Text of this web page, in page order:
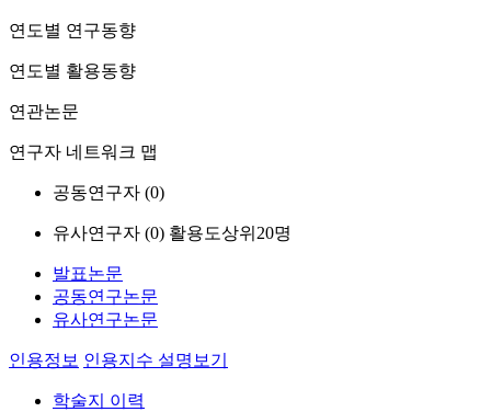
연도별 연구동향
연도별 활용동향
연관논문
연구자 네트워크 맵
공동연구자 (0)
유사연구자 (0) 활용도상위20명
발표논문
공동연구논문
유사연구논문
인용정보 인용지수 설명보기
학술지 이력